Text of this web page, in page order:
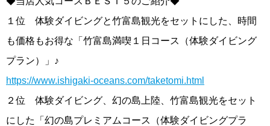
１位 体験ダイビングと竹富島観光をセットにした、時間
も価格もお得な「竹富島満喫１日コース（体験ダイビング
プラン）」♪
https://www.ishigaki-oceans.com/taketomi.html
２位 体験ダイビング、幻の島上陸、竹富島観光をセット
にした「幻の島プレミアムコース（体験ダイビングプラ